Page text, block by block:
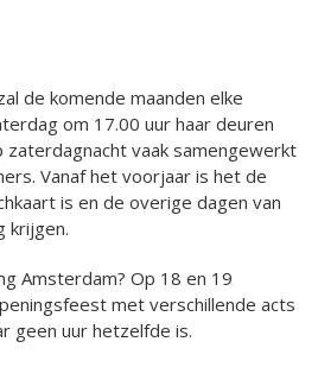
de komende maanden elke
om 17.00 uur haar deuren
vaak samengewerkt
Vanaf het voorjaar is het de
is en de overige dagen van
krijgen.
Amsterdam? Op 18 en 19
met verschillende acts
geen uur hetzelfde is.